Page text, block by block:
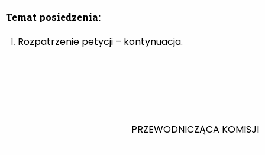
Temat posiedzenia:
Rozpatrzenie petycji – kontynuacja.
PRZEWODNICZĄCA KOMISJI